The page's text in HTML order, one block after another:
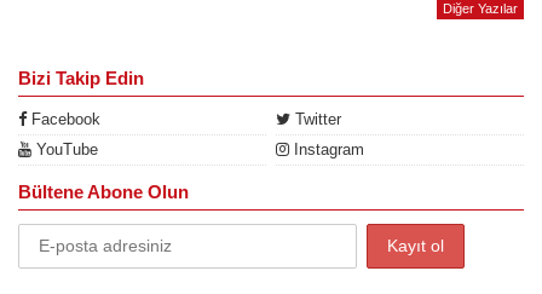
Diğer Yazılar
Bizi Takip Edin
Facebook
Twitter
YouTube
Instagram
Bültene Abone Olun